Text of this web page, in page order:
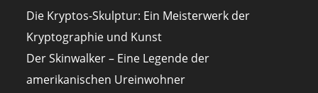
Die Kryptos-Skulptur: Ein Meisterwerk der
Kryptographie und Kunst
Der Skinwalker – Eine Legende der
amerikanischen Ureinwohner